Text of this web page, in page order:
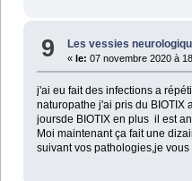
9 Les vessies
«le: 07 novembre 2020 à
j'ai eu fait des infections a
naturopathe j'ai pris du
joursde BIOTIX en plus il est
Moi maintenant ça fait une
suivant vos pathologies,je